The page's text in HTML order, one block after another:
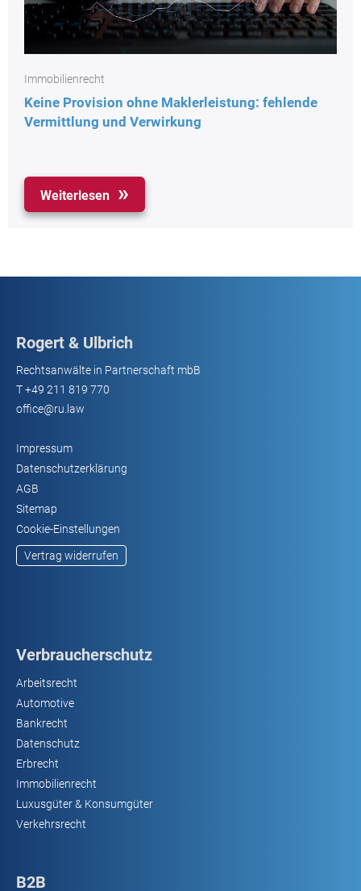
Immobilienrecht
Keine Provision ohne Maklerleistung: fehlende
Vermittlung und Verwirkung
Weiterlesen
Rogert & Ulbrich
Rechtsanwälte in Partnerschaft mbB
T+49 211 819 770
office@ru.law
Impressum
Datenschutzerklärung
AGB
Sitemap
Cookie-Einstellungen
Vertrag widerrufen
Verbraucherschutz
Arbeitsrecht
Automotive
Bankrecht
Datenschutz
Erbrecht
Immobilienrecht
Luxusgüter & Konsumgüter
Verkehrsrecht
B2B